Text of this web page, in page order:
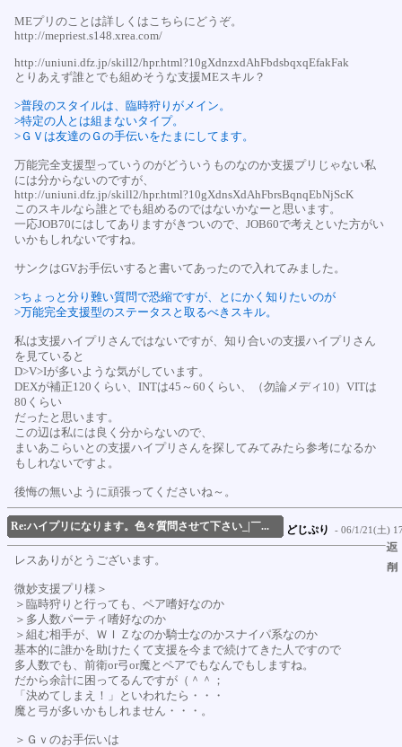
MEプリのことは詳しくはこちらにどうぞ。
http://mepriest.s148.xrea.com/
http://uniuni.dfz.jp/skill2/hpr.html?10gXdnzxdAhFbdsbqxqEfakFak
とりあえず誰とでも組めそうな支援MEスキル？
>普段のスタイルは、臨時狩りがメイン。
>特定の人とは組まないタイプ。
>ＧＶは友達のＧの手伝いをたまにしてます。
万能完全支援型っていうのがどういうものなのか支援プリじゃない私
には分からないのですが、
http://uniuni.dfz.jp/skill2/hpr.html?10gXdnsXdAhFbrsBqnqEbNjScK
このスキルなら誰とでも組めるのではないかなーと思います。
一応JOB70にはしてありますがきついので、JOB60で考えといた方がい
いかもしれないですね。
サンクはGVお手伝いすると書いてあったので入れてみました。
>ちょっと分り難い質問で恐縮ですが、とにかく知りたいのが
>万能完全支援型のステータスと取るべきスキル。
私は支援ハイプリさんではないですが、知り合いの支援ハイプリさん
を見ていると
D>V>Iが多いような気がしています。
DEXが補正120くらい、INTは45～60くらい、（勿論メディ10）VITは
80くらい
だったと思います。
この辺は私には良く分からないので、
まいあこらいとの支援ハイプリさんを探してみてみたら参考になるか
もしれないですよ。
後悔の無いように頑張ってくださいね～。
Re:ハイプリになります。色々質問させて下さい_|￣... どじぷり - 06/1/21(土)
レスありがとうございます。
微妙支援プリ様＞
＞臨時狩りと行っても、ペア嗜好なのか
＞多人数パーティ嗜好なのか
＞組む相手が、ＷＩＺなのか騎士なのかスナイパ系なのか
基本的に誰かを助けたくて支援を今まで続けてきた人ですので
多人数でも、前衛or弓or魔とペアでもなんでもしますね。
だから余計に困ってるんですが（＾＾；
「決めてしまえ！」といわれたら・・・
魔と弓が多いかもしれません・・・。
＞Ｇｖのお手伝いは